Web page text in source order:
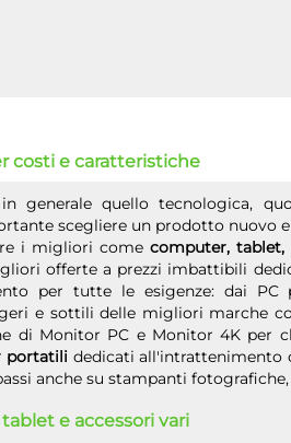
costi e caratteristiche
generale quello tecnologica,
scegliere un prodotto nuovo
i migliori come computer,
offerte a prezzi imbattibili
per tutte le esigenze: dai
e sottili delle migliori marche
di Monitor PC e Monitor 4K per
portatili dedicati all'intrattenimento
anche su stampanti
e accessori vari